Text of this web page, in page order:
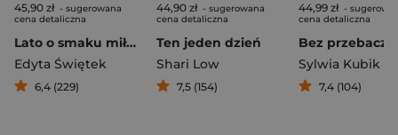
45,90 zł - sugerowana
cena detaliczna
Lato o smaku miłości
Edyta Świętek
6,4 (229)
44,90 zł - sugerowana
cena detaliczna
Ten jeden dzień
Shari Low
7,5 (154)
44,99 zł -
cena detaliczna
Bez
Sylwia Kubik
7,4 (104)